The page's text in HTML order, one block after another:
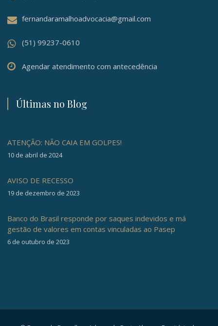
fernandaramalhoadvocacia@gmail.com
(51) 99237-0610
Agendar atendimento com antecedência
Últimas no Blog
ATENÇÃO: NÃO CAIA EM GOLPES!
10 de abril de 2024
AVISO DE RECESSO
19 de dezembro de 2023
Banco do Brasil responde por saques indevidos e má
gestão de valores em contas vinculadas ao Pasep
6 de outubro de 2023